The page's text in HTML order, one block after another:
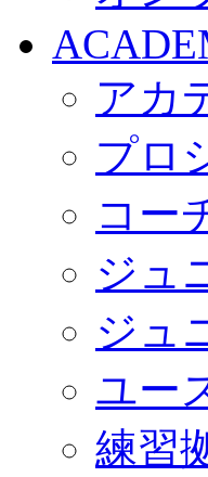
アカ
プロ
コー
ジュ
ジュ
ユー
練習